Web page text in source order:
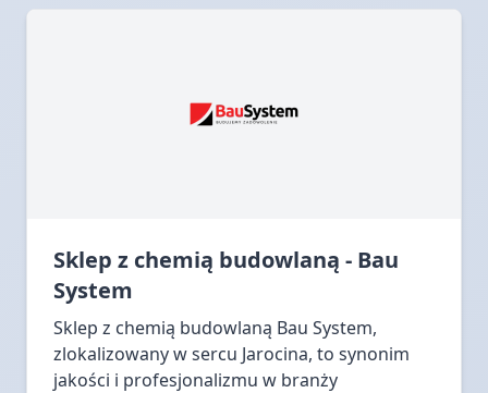
Sklep z chemią budowlaną - Bau
System
Sklep z chemią budowlaną Bau System,
zlokalizowany w sercu Jarocina, to synonim
jakości i profesjonalizmu w branży